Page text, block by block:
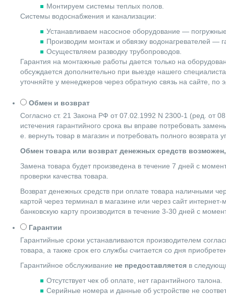
Монтируем системы теплых полов.
Системы водоснабжения и канализации:
Устанавливаем насосное оборудование —
Производим монтаж и обвязку водонагревателей —
Осуществляем разводку трубопроводов.
Гарантия на монтажные работы дается только на
обсуждается дополнительно при выезде нашего
уточняйте у менеджеров через обратную связь на сайте,
Обмен и возврат
Согласно ст. 21 Закона РФ от 07.02.1992 N 2300-1 (ред. от
истечения гарантийного срока вы вправе потребовать
е. вернуть товар в магазин и потребовать полного
Обмен товара или возврат денежных средств
Замена товара будет произведена в течение 7 дней с
проверки качества товара.
Возврат денежных средств при оплате товара наличными
картой через терминал в магазине или через сайт
банковскую карту производится в течение 3-30 дней с
Гарантии
Гарантийные сроки устанавливаются производителем
товара, а также срок его службы считается со дня
Гарантийное обслуживание не предоставляется в
Отсутствует чек об оплате, нет гарантийного талона.
Серийные номера и данные об устройстве не